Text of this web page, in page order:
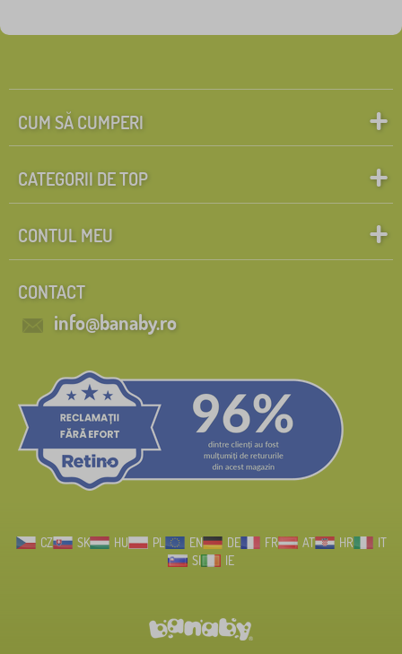
CUM SĂ CUMPERI
CATEGORII DE TOP
CONTUL MEU
CONTACT
info@banaby.ro
CZ SK HU PL EN DE FR AT HR
IT
SI
IE